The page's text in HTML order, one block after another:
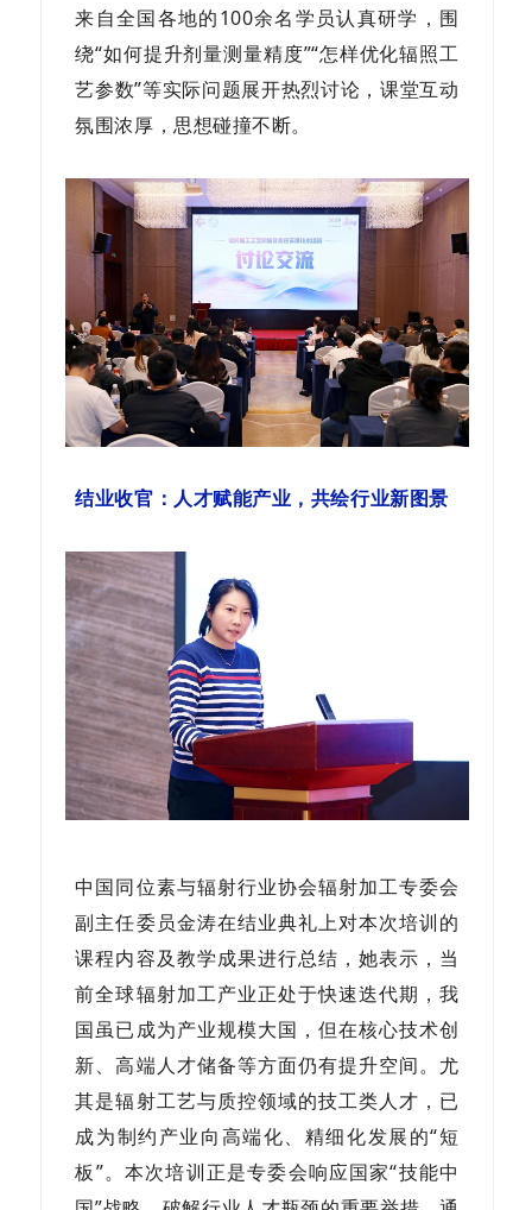
来自全国各地的100余名学员认真研学，围
绕“如何提升剂量测量精度”“怎样优化辐照工
艺参数”等实际问题展开热烈讨论，课堂互动
氛围浓厚，思想碰撞不断。
结业收官：人才赋能产业，共绘行业新图景
中国同位素与辐射行业协会辐射加工专委会
副主任委员金涛在结业典礼上对本次培训的
课程内容及教学成果进行总结，她表示，当
前全球辐射加工产业正处于快速迭代期，我
国虽已成为产业规模大国，但在核心技术创
新、高端人才储备等方面仍有提升空间。尤
其是辐射工艺与质控领域的技工类人才，已
成为制约产业向高端化、精细化发展的“短
板”。本次培训正是专委会响应国家“技能中